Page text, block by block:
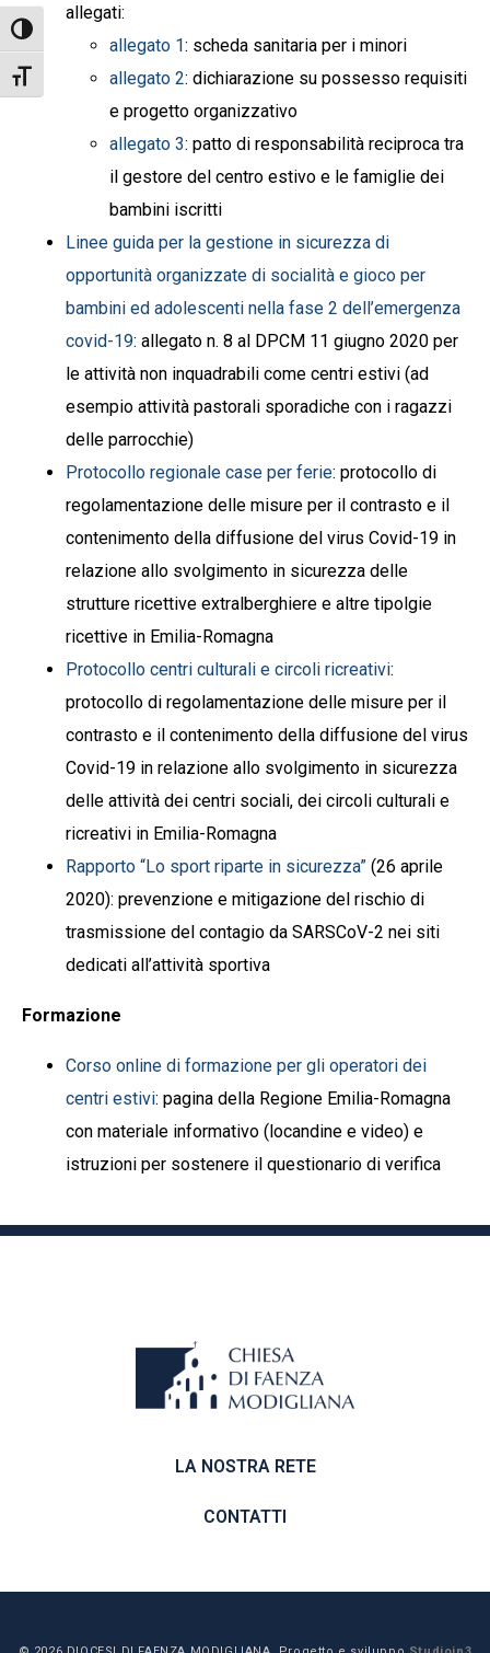
Attiva/disattiva alto contrasto
Attiva/disattiva dimensione testo
allegati:
allegato 1: scheda sanitaria per i minori
allegato 2: dichiarazione su possesso requisiti
e progetto organizzativo
allegato 3: patto di responsabilità reciproca tra
il gestore del centro estivo e le famiglie dei
bambini iscritti
Linee guida per la gestione in sicurezza di
opportunità organizzate di socialità e gioco per
bambini ed adolescenti nella fase 2 dell’emergenza
covid-19: allegato n. 8 al DPCM 11 giugno 2020 per
le attività non inquadrabili come centri estivi (ad
esempio attività pastorali sporadiche con i ragazzi
delle parrocchie)
Protocollo regionale case per ferie: protocollo di
regolamentazione delle misure per il contrasto e il
contenimento della diffusione del virus Covid-19 in
relazione allo svolgimento in sicurezza delle
strutture ricettive extralberghiere e altre tipolgie
ricettive in Emilia-Romagna
Protocollo centri culturali e circoli ricreativi:
protocollo di regolamentazione delle misure per il
contrasto e il contenimento della diffusione del virus
Covid-19 in relazione allo svolgimento in sicurezza
delle attività dei centri sociali, dei circoli culturali e
ricreativi in Emilia-Romagna
Rapporto “Lo sport riparte in sicurezza” (26 aprile
2020): prevenzione e mitigazione del rischio di
trasmissione del contagio da SARSCoV-2 nei siti
dedicati all’attività sportiva
Formazione
Corso online di formazione per gli operatori dei
centri estivi: pagina della Regione Emilia-Romagna
con materiale informativo (locandine e video) e
istruzioni per sostenere il questionario di verifica
LA NOSTRA RETE
CONTATTI